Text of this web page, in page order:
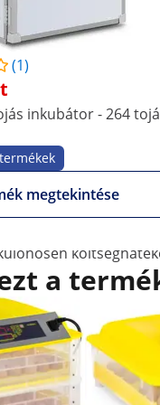
(1)
inkubátor - 264
megtekintése
arányt biztosít.
közül az átlátható
mozgatása közötti
automatikusan
kívülről is
vagy
kivehető a
része,
Az automatikus
a